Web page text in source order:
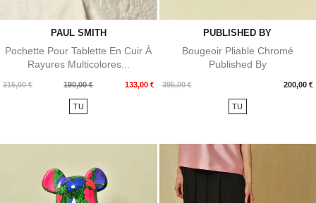
PAUL SMITH
Pochette Pour Tablette En Cuir À
Rayures Multicolores...
315,00 €
Prix
190,00 € 133,00 €
Prix
TU
PUBLISHED BY
Bougeoir Pliable Chromé
Published By
395,00 € 200,00 €
Prix
TU